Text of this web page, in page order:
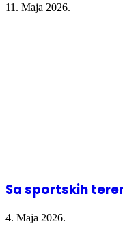
11. Maja 2026.
Sa sportskih
4. Maja 2026.